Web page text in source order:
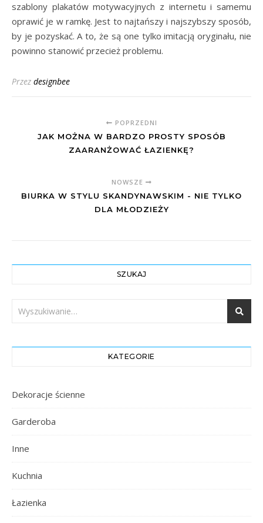
szablony plakatów motywacyjnych z internetu i samemu
oprawić je w ramkę. Jest to najtańszy i najszybszy sposób,
by je pozyskać. A to, że są one tylko imitacją oryginału, nie
powinno stanowić przecież problemu.
Przez designbee
POPRZEDNI
JAK MOŻNA W BARDZO PROSTY SPOSÓB
ZAARANŻOWAĆ ŁAZIENKĘ?
NOWSZE
BIURKA W STYLU SKANDYNAWSKIM - NIE TYLKO
DLA MŁODZIEŻY
SZUKAJ
KATEGORIE
Dekoracje ścienne
Garderoba
Inne
Kuchnia
Łazienka